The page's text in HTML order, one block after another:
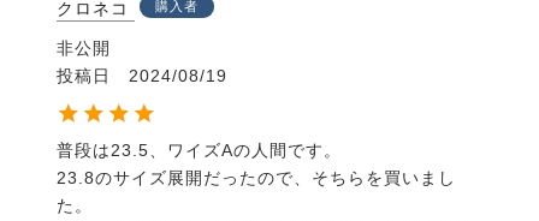
クロネコ 購入者
非公開
投稿日
2024/08/19
普段は23.5、ワイズAの人間です。
23.8のサイズ展開だったので、そちらを買いまし
た。